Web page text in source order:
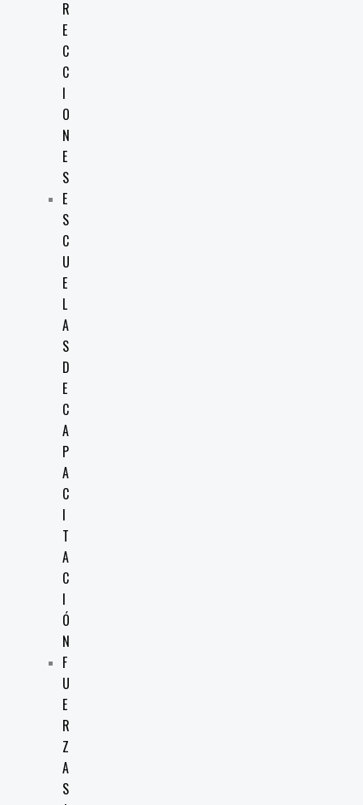
R
E
C
C
I
O
N
E
S
E
S
C
U
E
L
A
S
D
E
C
A
P
A
C
I
T
A
C
I
Ó
N
F
U
E
R
Z
A
S